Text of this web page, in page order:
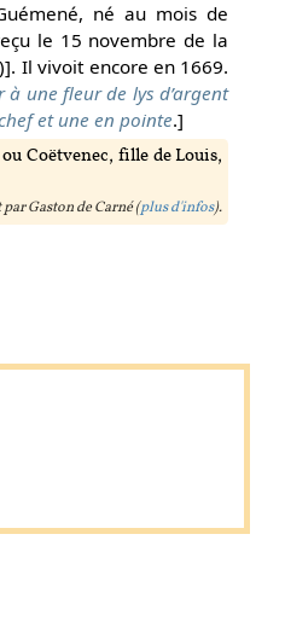
né au mois de
le 15 novembre de la
Il vivoit encore en 1669.
à une fleur de lys d’argent
et une en pointe.]
Coëtvenec, fille de Louis,
Gaston de Carné (plus d'infos).